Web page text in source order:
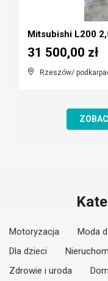
Mitsubishi L200
Rzeszów/
31 500,00 zł
Motoryzacja Moda
Dla dzieci
Zdrowie i uroda